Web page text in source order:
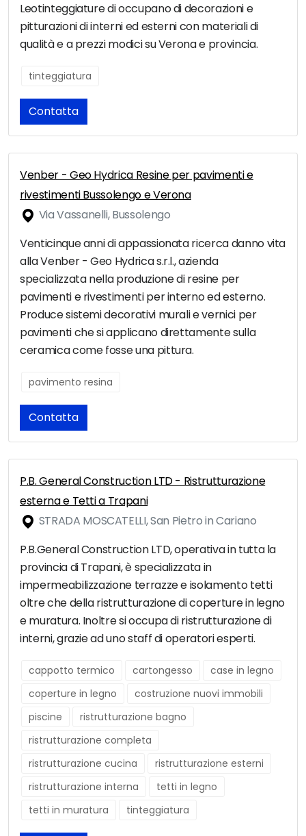
Leotinteggiature di occupano di decorazioni e
pitturazioni di interni ed esterni con materiali di
qualità e a prezzi modici su Verona e provincia.
tinteggiatura
Contatta
Venber - Geo Hydrica Resine per pavimenti e
rivestimenti Bussolengo e Verona
Via Vassanelli, Bussolengo
Venticinque anni di appassionata ricerca danno vita
alla Venber - Geo Hydrica s.r.l., azienda
specializzata nella produzione di resine per
pavimenti e rivestimenti per interno ed esterno.
Produce sistemi decorativi murali e vernici per
pavimenti che si applicano direttamente sulla
ceramica come fosse una pittura.
pavimento resina
Contatta
P.B. General Construction LTD - Ristrutturazione
esterna e Tetti a Trapani
STRADA MOSCATELLI, San Pietro in Cariano
P.B.General Construction LTD, operativa in tutta la
provincia di Trapani, è specializzata in
impermeabilizzazione terrazze e isolamento tetti
oltre che della ristrutturazione di coperture in legno
e muratura. Inoltre si occupa di ristrutturazione di
interni, grazie ad uno staff di operatori esperti.
cappotto termico cartongesso
case in legno
coperture in legno
costruzione nuovi immobili
piscine
ristrutturazione bagno
ristrutturazione completa
ristrutturazione cucina
ristrutturazione esterni
ristrutturazione interna
tetti in legno
tetti in muratura
tinteggiatura